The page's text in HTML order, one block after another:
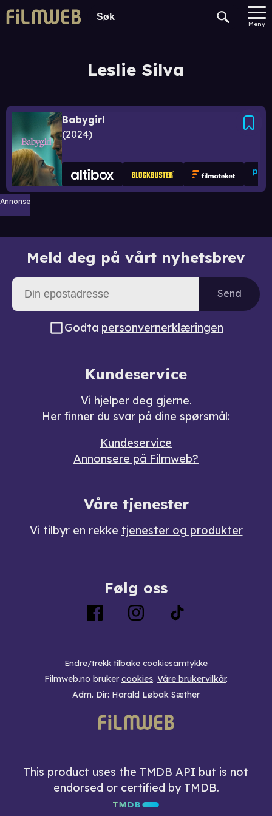
Meny
Leslie Silva
Babygirl
2024
Annonse
Meld deg på vårt nyhetsbrev
Send
Godta personvernerklæringen
Kundeservice
Vi hjelper deg gjerne.
Her finner du svar på dine spørsmål:
Kundeservice
Annonsere på Filmweb?
Våre tjenester
Vi tilbyr en rekke tjenester og produkter
Følg oss
Endre/trekk tilbake cookiesamtykke
Filmweb.no bruker cookies. Våre brukervilkår.
Adm. Dir: Harald Løbak Sæther
This product uses the TMDB API but is not
endorsed or certified by TMDB.